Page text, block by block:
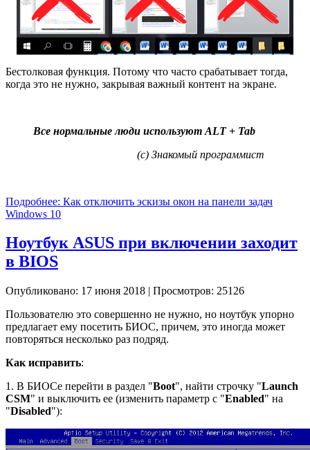
Бестолковая функция. Потому что часто срабатывает тогда,
когда это не нужно, закрывая важный контент на экране.
Все нормальные люди используют ALT + Tab
(c) Знакомый программист
Подробнее: Как отключить эскизы окон на панели задач
Windows 10
Ноутбук ASUS при включении заходит
в BIOS
Опубликовано: 17 июня 2018 | Просмотров: 25126
Пользователю это совершенно не нужно, но ноутбук упорно
предлагает ему посетить БИОС, причем, это иногда может
повторяться несколько раз подряд.
Как исправить:
1. В БИОСе перейти в раздел "Boot", найти строчку "Launch
CSM" и выключить ее (изменить параметр с "Enabled" на
"Disabled"):